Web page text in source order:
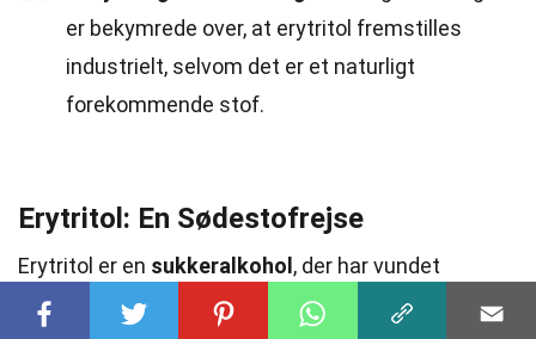
er bekymrede over, at erytritol fremstilles
industrielt, selvom det er et naturligt
forekommende stof.
Erytritol: En Sødestofrejse
Erytritol er en sukkeralkohol , der har vundet
popularitet som et
kaloriefrit sødemiddel